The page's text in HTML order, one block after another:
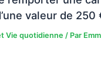
valeur de 250
Vie quotidienne / Par